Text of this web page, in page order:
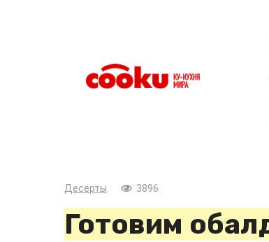
Десерты 3896
Готовим